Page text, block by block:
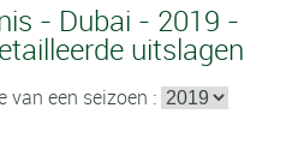
- Dubai - 2019 -
uitslagen
van een seizoen :